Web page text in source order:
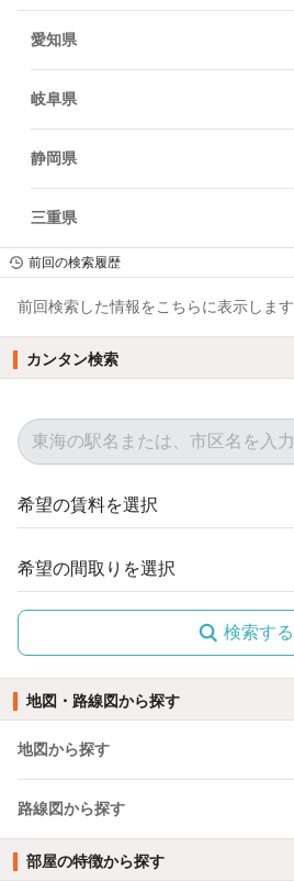
愛知県
岐阜県
静岡県
三重県
前回の検索履歴
前回検索した情報をこちらに表示します
カンタン検索
検索する
地図・路線図から探す
地図から探す
路線図から探す
部屋の特徴から探す